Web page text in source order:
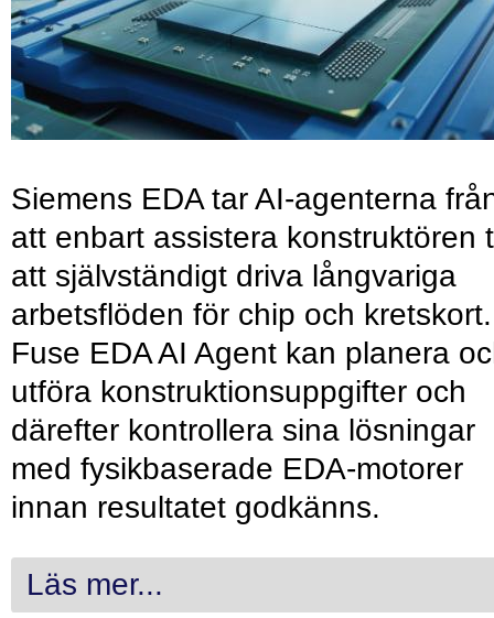
Siemens EDA tar AI-agenterna
att enbart assistera konstruktören
att självständigt driva långvariga
arbetsflöden för chip och kretskort.
Fuse EDA AI Agent kan planera
utföra konstruktionsuppgifter och
därefter kontrollera sina lösningar
med fysikbaserade EDA-motorer
innan resultatet godkänns.
Läs mer...